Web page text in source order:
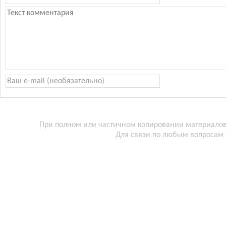
При полном или частичном копировании
Для связи по любым